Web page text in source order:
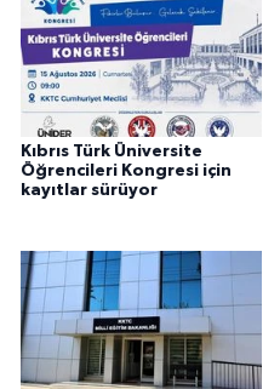
Kıbrıs Türk Üniversite
Öğrencileri Kongresi için
kayıtlar sürüyor